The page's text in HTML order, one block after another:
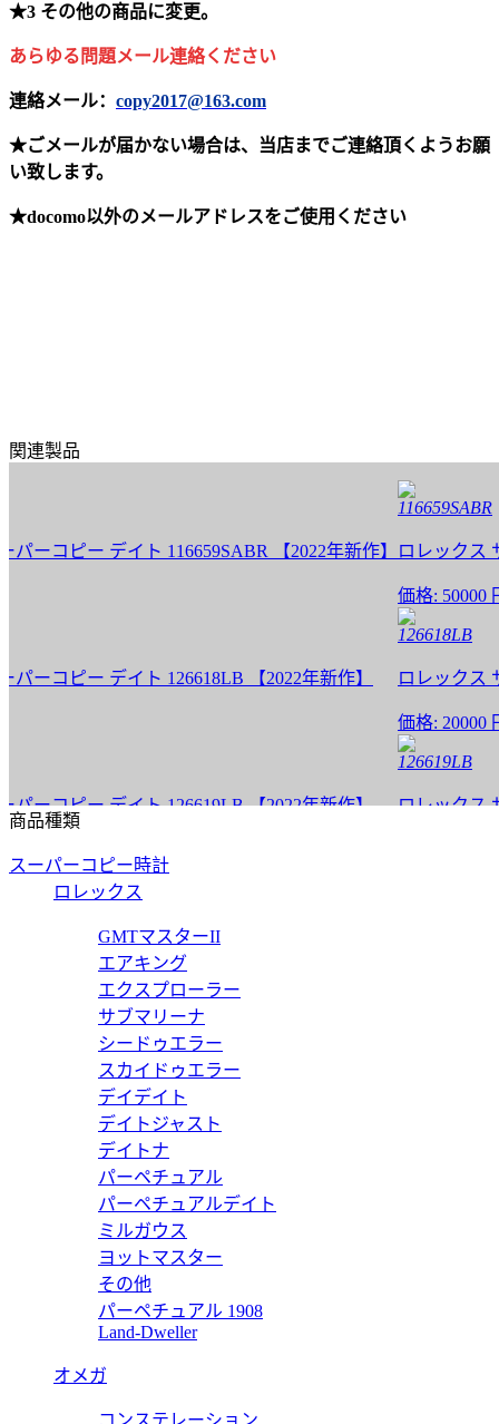
★3 その他の商品に変更。
あらゆる問題メール連絡ください
連絡メール： copy2017@163.com
★ごメールが届かない場合は、当店までご連絡頂くようお願
い致します。
★docomo以外のメールアドレスをご使用ください
関連製品
ピー デイト 116659SABR 【2022年新作】
ピー デイト 126618LB 【2022年新作】
ピー デイト 126619LB 【2022年新作】
ピー デイト 126618LN 【2022年新作】
ピー デイト 116659SABR 【2020年新作】
ピー デイト 126610LV 【2020年新作】
ピー 124060 【2020年新作】
116659SABR
ロレックス サブ
価格:50000 円
126618LB
ロレックス サ
価格:20000 円
126619LB
ロレックス サブ
商品種類
スーパーコピー時計
ロレックス
GMTマスターII
エアキング
エクスプローラー
サブマリーナ
シードゥエラー
スカイドゥエラー
デイデイト
デイトジャスト
デイトナ
パーペチュアル
パーペチュアルデイト
ミルガウス
ヨットマスター
その他
パーペチュアル 1908
Land-Dweller
オメガ
コンステレーション